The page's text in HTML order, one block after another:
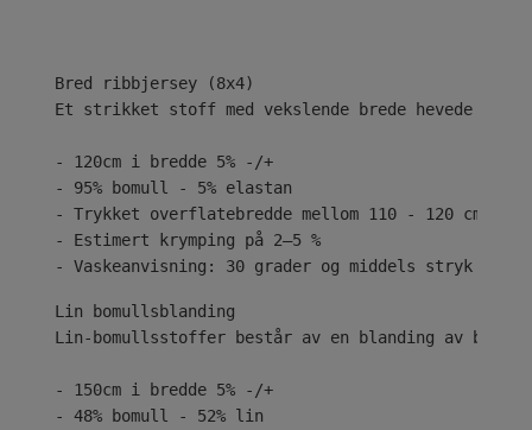
Bred ribbjersey (8x4)
Et strikket stoff med vekslende brede hevede og
- 120cm i bredde 5% -/+
- 95% bomull - 5% elastan
- Trykket overflatebredde mellom 110 - 120 cm
- Estimert krymping på 2–5 %
- Vaskeanvisning: 30 grader og middels stryk
Lin-bomullsstoffer består av en blanding av
- 150cm i bredde 5% -/+
- 48% bomull - 52% lin